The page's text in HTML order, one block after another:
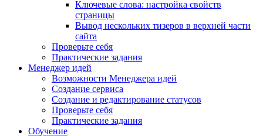
Ключевые слова: настройка свойств
страницы
Вывод нескольких тизеров в верхней части
сайта
Проверьте себя
Практические задания
Менеджер идей
Возможности Менеджера идей
Создание сервиса
Создание и редактирование статусов
Проверьте себя
Практические задания
Обучение